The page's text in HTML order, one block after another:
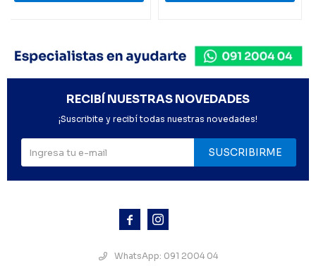
 
WhatsApp: 091 2004 04
RECIBÍ NUESTRAS NOVEDADES
¡Suscribite y recibí todas nuestras novedades!
SUSCRIBIRME